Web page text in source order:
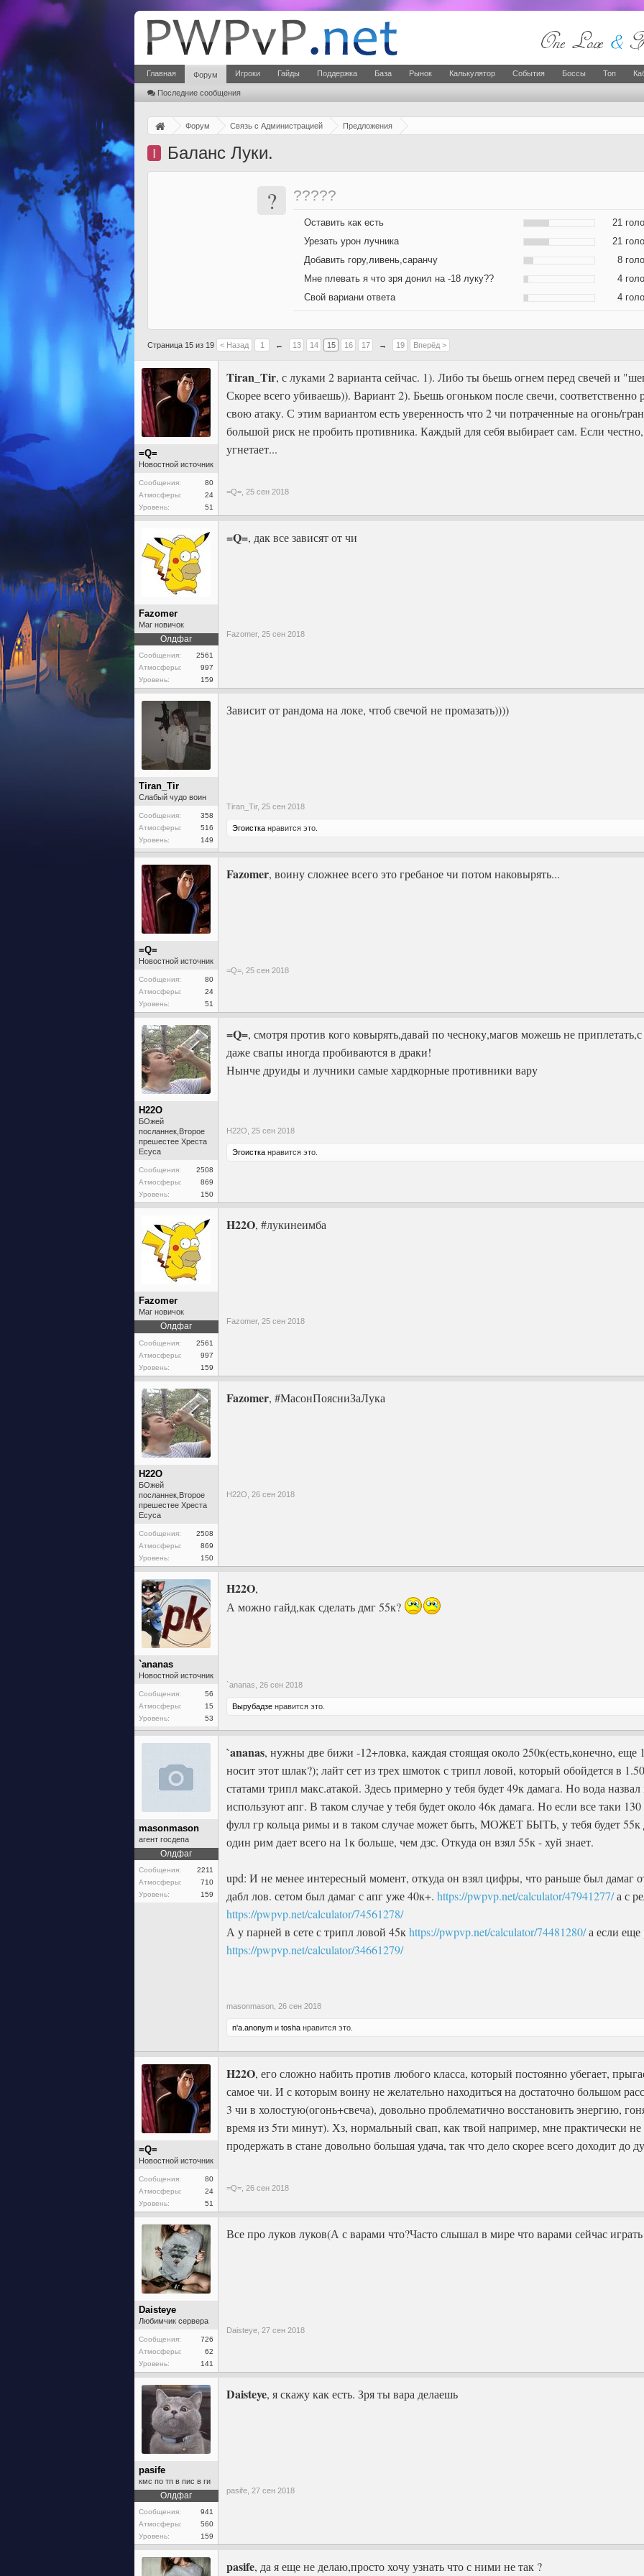
Главная Форум
Последние сообщения
Игроки Гайды Поддержка База Рынок Калькулятор События Боссы Топ
Форум Связь с Администрацией Предложения
I Баланс Луки.
? ?????
Оставить как есть 21
Урезать урон лучника
21
Добавить гору,ливень,саранчу
8
Мне плевать я что зря донил на -18 луку??
4
Свой вариани ответа
4
Страница 15 из 19 < Назад 1 ← 13 14 15 16 17 → 19 Вперёд >
=Q=
Новостной источник
Сообщения:
80
Атмосферы:
24
Уровень:
51
Tiran_Tir, с луками 2 варианта сейчас. 1). Либо ты бьешь огнем перед свечей и
Скорее всего убиваешь)). Вариант 2). Бьешь огоньком после свечи, соответственно
свою атаку. С этим вариантом есть уверенность что 2 чи потраченные на огонь/
большой риск не пробить противника. Каждый для себя выбирает сам. Если
угнетает...
=Q=, 25 сен 2018
Fazomer
Маг новичок
Олдфаг
Сообщения:
2561
Атмосферы:
997
Уровень:
159
=Q=, дак все зависят от чи
Fazomer, 25 сен 2018
Tiran_Tir
Слабый чудо воин
Сообщения:
358
Атмосферы:
516
Уровень:
149
Зависит от рандома на локе, чтоб свечой не промазать))))
Tiran_Tir, 25 сен 2018
Эгоистка нравится это.
=Q=
Новостной источник
Сообщения:
80
Атмосферы:
24
Уровень:
51
Fazomer, воину сложнее всего это гребаное чи потом наковырять...
=Q=, 25 сен 2018
H22O
БОжей
посланнек,Второе
прешестее Хреста
Есуса
Сообщения:
2508
Атмосферы:
869
Уровень:
150
=Q=, смотря против кого ковырять,давай по чесноку,магов можешь не
даже свапы иногда пробиваются в драки!
Нынче друиды и лучники самые хардкорные противники вару
H22O, 25 сен 2018
Эгоистка нравится это.
Fazomer
Маг новичок
Олдфаг
Сообщения:
2561
Атмосферы:
997
Уровень:
159
H22O, #лукинеимба
Fazomer, 25 сен 2018
H22O
БОжей
посланнек,Второе
прешестее Хреста
Есуса
Сообщения:
2508
Атмосферы:
869
Уровень:
150
Fazomer, #МасонПоясниЗаЛука
H22O, 26 сен 2018
`ananas
Новостной источник
Сообщения:
56
Атмосферы:
15
Уровень:
53
H22O,
А можно гайд,как сделать дмг 55к?
`ananas, 26 сен 2018
Вырубадзе нравится это.
masonmason
агент госдепа
Олдфаг
Сообщения:
2211
Атмосферы:
710
Уровень:
159
`ananas, нужны две бижи -12+ловка, каждая стоящая около 250к(есть,конечно, еще
носит этот шлак?); лайт сет из трех шмоток с трипл ловой, который обойдется в
статами трипл макс.атакой. Здесь примерно у тебя будет 49к дамага. Но вода
используют апг. В таком случае у тебя будет около 46к дамага. Но если все таки
фулл гр кольца римы и в таком случае может быть, МОЖЕТ БЫТЬ, у тебя будет 55к
один рим дает всего на 1к больше, чем дзс. Откуда он взял 55к - хуй знает.
upd: И не менее интересный момент, откуда он взял цифры, что раньше был дамаг
дабл лов. сетом был дамаг с апг уже 40к+. https://pwpvp.net/calculator/47941277/а с
https://pwpvp.net/calculator/74561278/
А у парней в сете с трипл ловой 45кhttps://pwpvp.net/calculator/74481280/а если еще
https://pwpvp.net/calculator/34661279/
masonmason, 26 сен 2018
n'a.anonym и tosha нравится это.
=Q=
Новостной источник
Сообщения:
80
Атмосферы:
24
Уровень:
51
H22O, его сложно набить против любого класса, который постоянно убегает,
самое чи. И с которым воину не желательно находиться на достаточно большом
3 чи в холостую(огонь+свеча), довольно проблематично восстановить энергию,
время из 5ти минут). Хз, нормальный свап, как твой например, мне практически
продержать в стане довольно большая удача, так что дело скорее всего доходит до
=Q=, 26 сен 2018
Daisteye
Любимчик сервера
Сообщения:
726
Атмосферы:
62
Уровень:
141
Все про луков луков(А с варами что?Часто слышал в мире что варами сейчас
Daisteye, 27 сен 2018
pasife
кмс по тп в пис в ги
Олдфаг
Сообщения:
941
Атмосферы:
560
Уровень:
159
Daisteye, я скажу как есть. Зря ты вара делаешь
pasife, 27 сен 2018
pasife, да я еще не делаю,просто хочу узнать что с ними не так ?